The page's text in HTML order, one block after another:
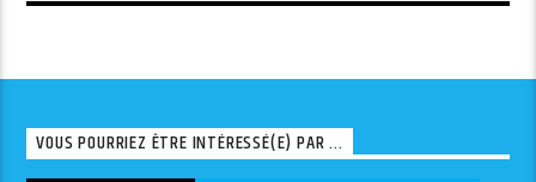
VOUS POURRIEZ ÊTRE INTÉRESSÉ(E) PAR ...